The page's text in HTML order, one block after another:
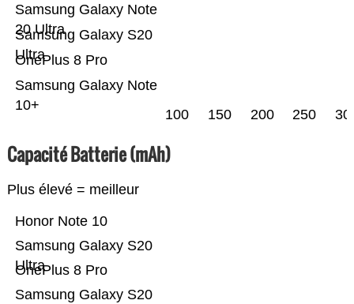
Samsung Galaxy Note
10+
OnePlus 8 Pro
Samsung Galaxy S20
Ultra
Samsung Galaxy Note
20 Ultra
100 150 200 250
Capacité Batterie (mAh)
Plus élevé = meilleur
Samsung Galaxy S20
OnePlus 8 Pro
Samsung Galaxy S20
Ultra
Honor Note 10